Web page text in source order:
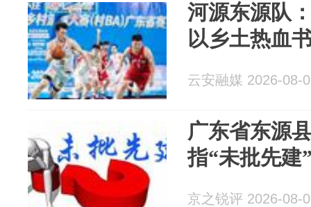
河源东源队
以乡土热血
云安融媒 2026-08-
广东省东源
指“未批先建
京之锐评 2026-08-